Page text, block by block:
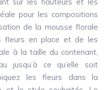
pour les compositions
de la mousse florale
fleurs en place et de les
à la taille du contenant,
jusqu’à ce qu’elle soit
les fleurs dans la